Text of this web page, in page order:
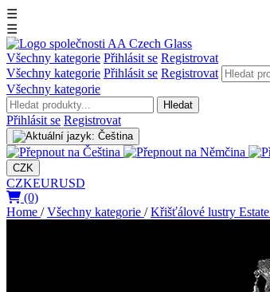
☰
☰
Všechny kategorie Přihlásit se Registrovat
Všechny kategorie Přihlásit se Registrovat
Všechny kategorie
Hledat
Přihlásit se Registrovat
CZK
CZKEURUSD
(0)
Home / Všechny kategorie / Křišťálové lustry Estate